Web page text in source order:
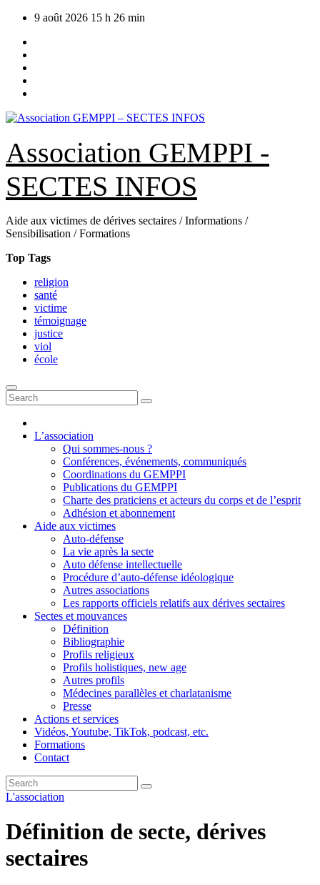
Skip
content
9 août 2026 15 h 26 min
Association GEMPPI -
SECTES INFOS
Aide aux victimes de dérives sectaires / Informations /
Sensibilisation / Formations
Top Tags
religion
santé
victime
témoignage
justice
viol
école
L’association
Qui sommes-nous ?
Conférences, événements, communiqués
Coordinations du GEMPPI
Publications du GEMPPI
Charte des praticiens et acteurs du corps et de l’esprit
Adhésion et abonnement
Aide aux victimes
Auto-défense
La vie après la secte
Auto défense intellectuelle
Procédure d’auto-défense idéologique
Autres associations
Les rapports officiels relatifs aux dérives sectaires
Sectes et mouvances
Définition
Bibliographie
Profils religieux
Profils holistiques, new age
Autres profils
Médecines parallèles et charlatanisme
Presse
Actions et services
Vidéos, Youtube, TikTok, podcast, etc.
Formations
Contact
L'association
Définition de secte, dérives
sectaires